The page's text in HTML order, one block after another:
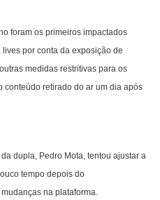
foram os primeiros impactados
por conta da exposição de
medidas restritivas para os
conteúdo retirado do ar um dia após
dupla, Pedro Mota, tentou ajustar a
tempo depois do
na plataforma.